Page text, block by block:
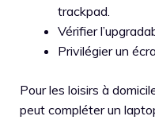
trackpad.
Vérifier
Privilégier un
Pour les loisirs à
peut compléter un